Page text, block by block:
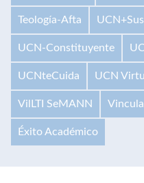
Teología-Afta
UCN-Constituyente
UCNteCuida UCN
VilLTI SeMANN
Éxito Académico